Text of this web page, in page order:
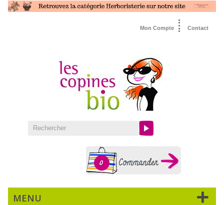
Contact
Mon Compte
0
MENU